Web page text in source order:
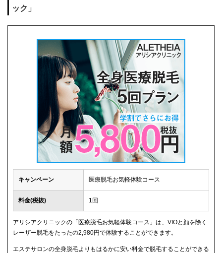
ック」
キャンペーン 医療脱毛お気軽体験コース
料金(税抜) 1回
アリシアクリニックの「医療脱毛お気軽体験コース」は、VIOと顔を除く
レーザー脱毛をたったの2,980円で体験することができます。
エステサロンの全身脱毛よりもはるかに安い料金で脱毛することができる